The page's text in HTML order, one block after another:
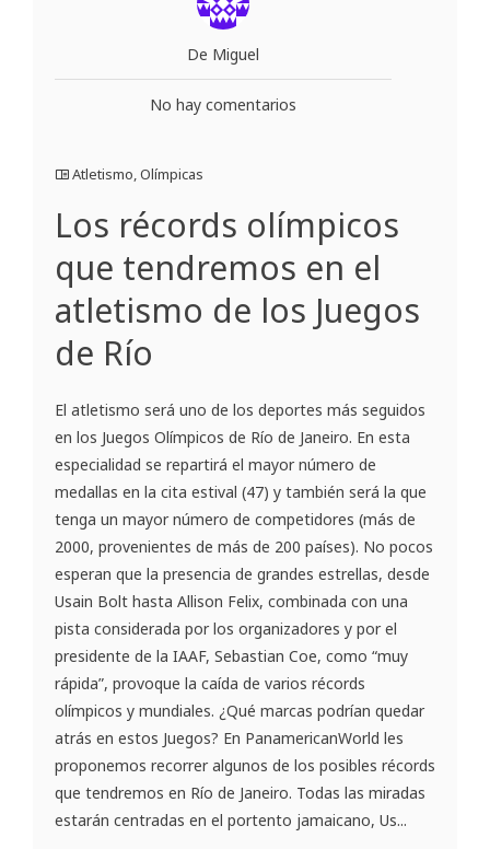
De Miguel
No hay comentarios
Atletismo,Olímpicas
Los récords olímpicos
que tendremos en el
atletismo de los Juegos
de Río
El atletismo será uno de los deportes más seguidos
en los Juegos Olímpicos de Río de Janeiro. En esta
especialidad se repartirá el mayor número de
medallas en la cita estival (47) y también será la que
tenga un mayor número de competidores (más de
2000, provenientes de más de 200 países). No pocos
esperan que la presencia de grandes estrellas, desde
Usain Bolt hasta Allison Felix, combinada con una
pista considerada por los organizadores y por el
presidente de la IAAF, Sebastian Coe, como “muy
rápida”, provoque la caída de varios récords
olímpicos y mundiales. ¿Qué marcas podrían quedar
atrás en estos Juegos? En PanamericanWorld les
proponemos recorrer algunos de los posibles récords
que tendremos en Río de Janeiro. Todas las miradas
estarán centradas en el portento jamaicano, Us...